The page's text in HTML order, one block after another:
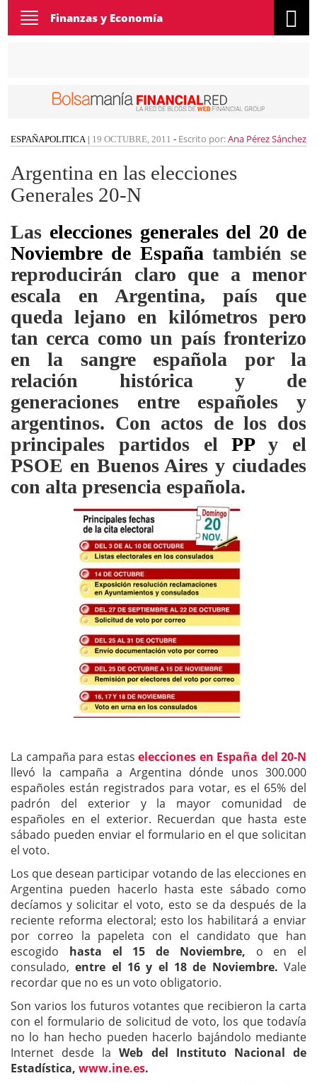
Toggle
navigation
Finanzas y Economía
ESPAÑAPOLITICA| 19 OCTUBRE, 2011 - Escrito por:Ana Pérez Sánchez
Argentina en las elecciones
Generales 20-N
Las elecciones generales del 20 de
Noviembre de España también se
reproducirán claro que a menor
escala en Argentina, país que
queda lejano en kilómetros pero
tan cerca como un país fronterizo
en la sangre española por la
relación histórica y de
generaciones entre españoles y
argentinos. Con actos de los dos
principales partidos elPPy el
PSOE en Buenos Aires y ciudades
con alta presencia española.
La campaña para estas elecciones en España del 20-N
llevó la campaña a Argentina dónde unos 300.000
españoles están registrados para votar, es el 65% del
padrón del exterior y la mayor comunidad de
españoles en el exterior. Recuerdan que hasta este
sábado pueden enviar el formulario en el que solicitan
el voto.
Los que desean participar votando de las elecciones en
Argentina pueden hacerlo hasta este sábado como
decíamos y solicitar el voto, esto se da después de la
reciente reforma electoral; esto los habilitará a enviar
por correo la papeleta con el candidato que han
escogido hasta el 15 de Noviembre, o en el
consulado,entre el 16 y el 18 de Noviembre. Vale
recordar que no es un voto obligatorio.
Son varios los futuros votantes que recibieron la carta
con el formulario de solicitud de voto, los que todavía
no lo han hecho pueden hacerlo bajándolo mediante
Internet desde laWeb del Instituto Nacional de
Estadística, www.ine.es.